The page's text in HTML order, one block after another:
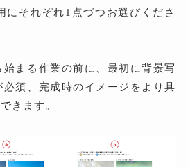
にそれぞれ1点づつお選びくださ
始まる作業の前に、最初に背景写
須、完成時のイメージをより具
きます。